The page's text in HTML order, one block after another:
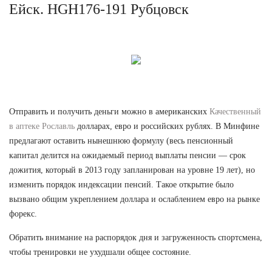
Ейск. HGH176-191 Рубцовск
Отправить и получить деньги можно в американских Качественный
в аптеке Рославль долларах, евро и российских рублях. В Минфине
предлагают оставить нынешнюю формулу (весь пенсионный
капитал делится на ожидаемый период выплаты пенсии — срок
дожития, который в 2013 году запланирован на уровне 19 лет), но
изменить порядок индексации пенсий. Такое открытие было
вызвано общим укреплением доллара и ослаблением евро на рынке
форекс.
Обратить внимание на распорядок дня и загруженность спортсмена,
чтобы тренировки не ухудшали общее состояние.